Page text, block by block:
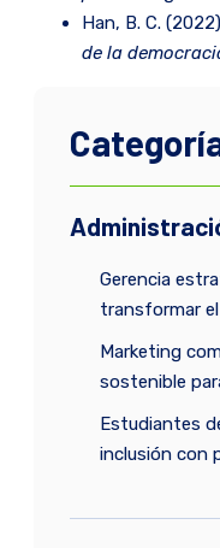
Han, B. C.
de la
Gerencia
transformar
Marketing
sostenible
Estudiantes
inclusión con